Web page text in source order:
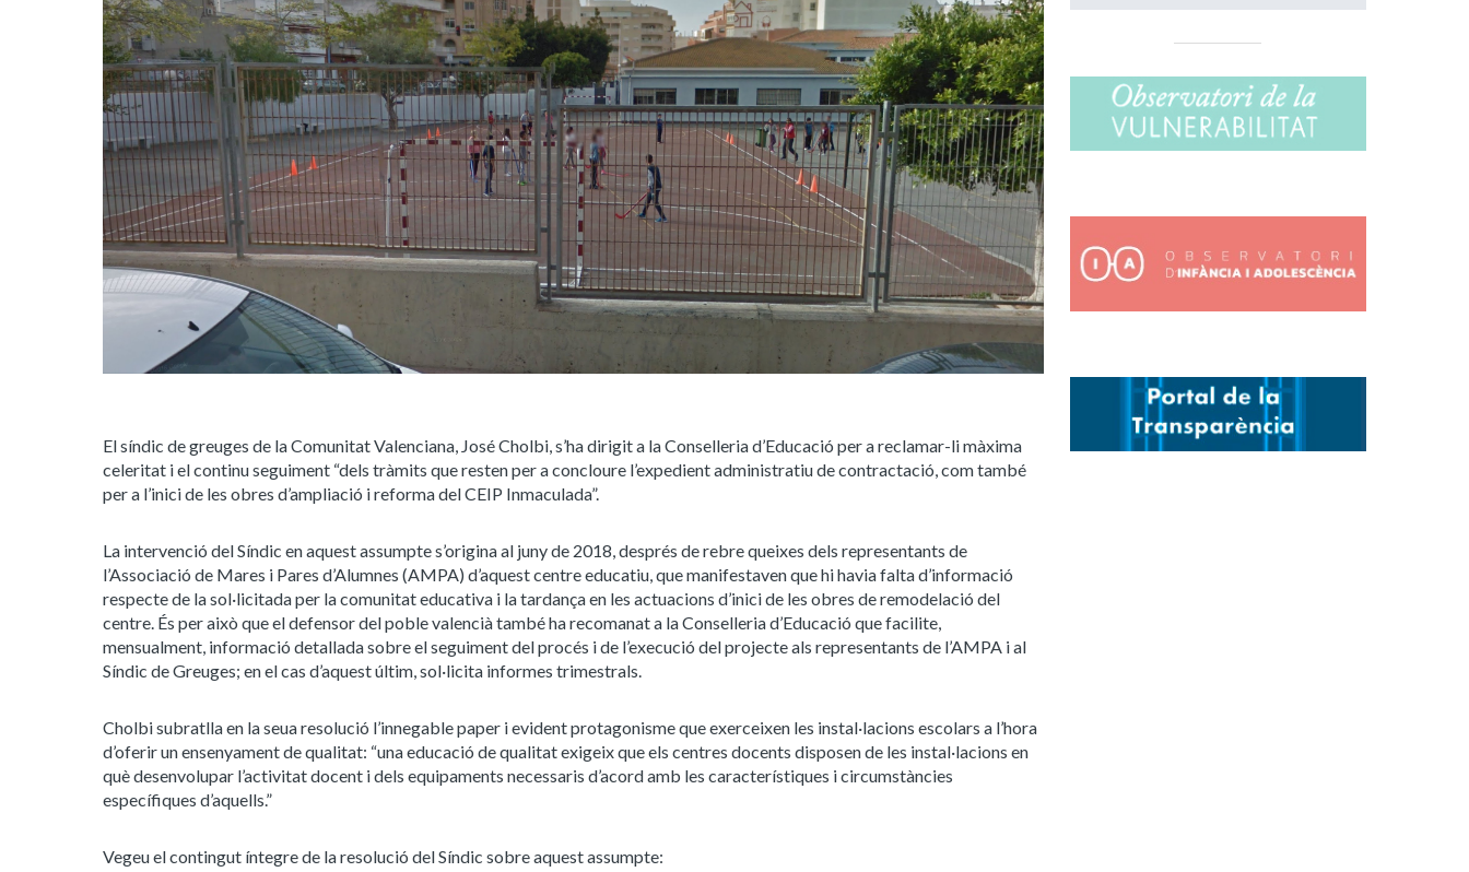
El síndic de greuges de la Comunitat Valenciana, José Cholbi, s’ha dirigit a la Conselleria d’Educació per a reclamar-li màxima
celeritat i el continu seguiment “dels tràmits que resten per a concloure l’expedient administratiu de contractació, com també
per a l’inici de les obres d’ampliació i reforma del CEIP Inmaculada”.
La intervenció del Síndic en aquest assumpte s’origina al juny de 2018, després de rebre queixes dels representants de
l’Associació de Mares i Pares d’Alumnes (AMPA) d’aquest centre educatiu, que manifestaven que hi havia falta d’informació
respecte de la sol·licitada per la comunitat educativa i la tardança en les actuacions d’inici de les obres de remodelació del
centre. És per això que el defensor del poble valencià també ha recomanat a la Conselleria d’Educació que facilite,
mensualment, informació detallada sobre el seguiment del procés i de l’execució del projecte als representants de l’AMPA i al
Síndic de Greuges; en el cas d’aquest últim, sol·licita informes trimestrals.
Cholbi subratlla en la seua resolució l’innegable paper i evident protagonisme que exerceixen les instal·lacions escolars a l’hora
d’oferir un ensenyament de qualitat: “una educació de qualitat exigeix que els centres docents disposen de les instal·lacions en
què desenvolupar l’activitat docent i dels equipaments necessaris d’acord amb les característiques i circumstàncies
específiques d’aquells.”
Vegeu el contingut íntegre de la resolució del Síndic sobre aquest assumpte: